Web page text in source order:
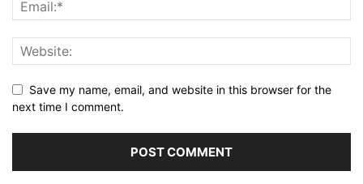
Save my name, email, and website in this browser for the
next time I comment.